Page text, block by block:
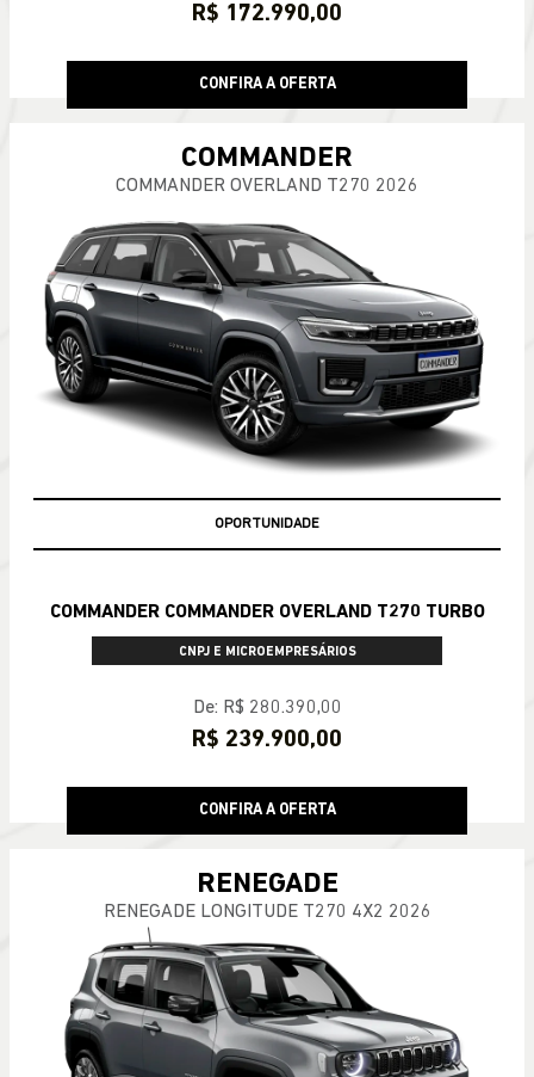
R$ 172.990,00
CONFIRA A OFERTA
COMMANDER
COMMANDER OVERLAND T270 2026
OPORTUNIDADE
COMMANDER COMMANDER OVERLAND T270 TURBO
CNPJ E MICROEMPRESÁRIOS
De: R$ 280.390,00
R$ 239.900,00
CONFIRA A OFERTA
RENEGADE
RENEGADE LONGITUDE T270 4X2 2026